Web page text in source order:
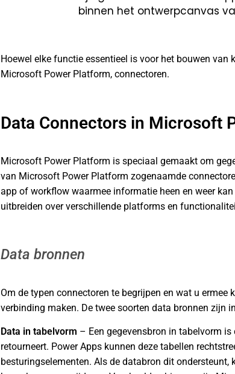
binnen het ontwerpcanvas
Hoewel elke functie essentieel is voor het bouwen
Microsoft Power Platform, connectoren.
Data Connectors in Microsoft
Microsoft Power Platform is speciaal gemaakt om
van Microsoft Power Platform zogenaamde
app of workflow waarmee informatie heen en weer
uitbreiden over verschillende platforms en
Data bronnen
Om de typen connectoren te begrijpen en wat u
verbinding maken. De twee soorten data bronnen zijn
Data in tabelvorm – Een gegevensbron in tabelvorm
retourneert. Power Apps kunnen deze tabellen
besturingselementen. Als de databron dit